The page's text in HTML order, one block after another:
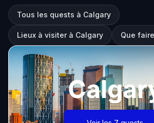
Tous les quests à Calgary
Lieux à visiter à Calgary Que